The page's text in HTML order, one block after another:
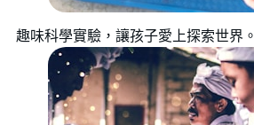
趣味科學實驗，讓孩子愛上探索世界。